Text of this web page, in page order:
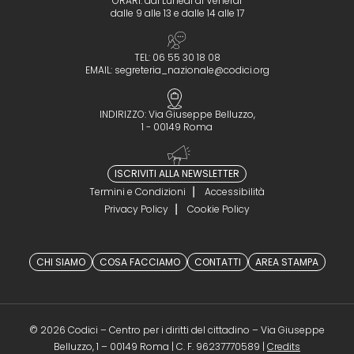
dalle 9 alle 13 e dalle 14 alle 17
TEL: 06 55 30 18 08
EMAIL: segreteria_nazionale@codici.org
INDIRIZZO: Via Giuseppe Belluzzo,
1 - 00149 Roma
ISCRIVITI ALLA NEWSLETTER
Termini e Condizioni
Accessibilità
Privacy Policy
Cookie Policy
CHI SIAMO COSA FACCIAMO CONTATTI AREA STAMPA
© 2026 Codici – Centro per i diritti del cittadino – Via Giuseppe
Belluzzo, 1 – 00149 Roma | C. F. 96237770589 | Credits